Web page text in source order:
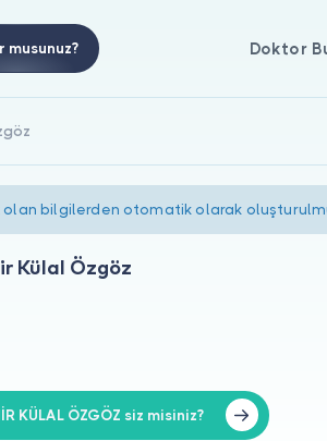
musunuz? Doktor
olan bilgilerden otomatik olarak
Külal Özgöz
KÜLAL ÖZGÖZ siz misiniz?